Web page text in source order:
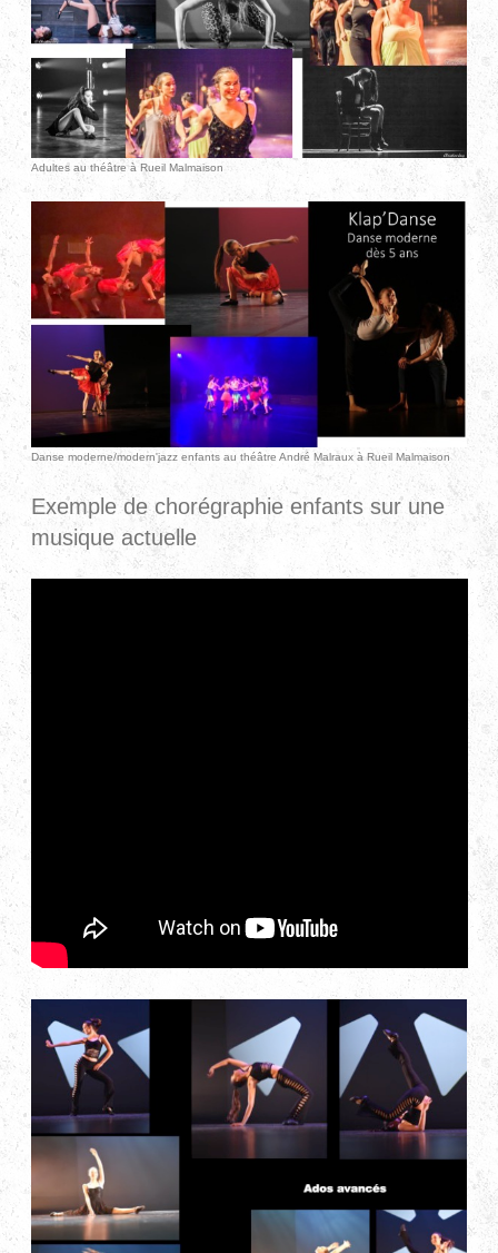
Adultes au théâtre à Rueil Malmaison
Danse moderne/modern'jazz enfants au théâtre André Malraux à Rueil Malmaison
Exemple de chorégraphie enfants sur une
musique actuelle